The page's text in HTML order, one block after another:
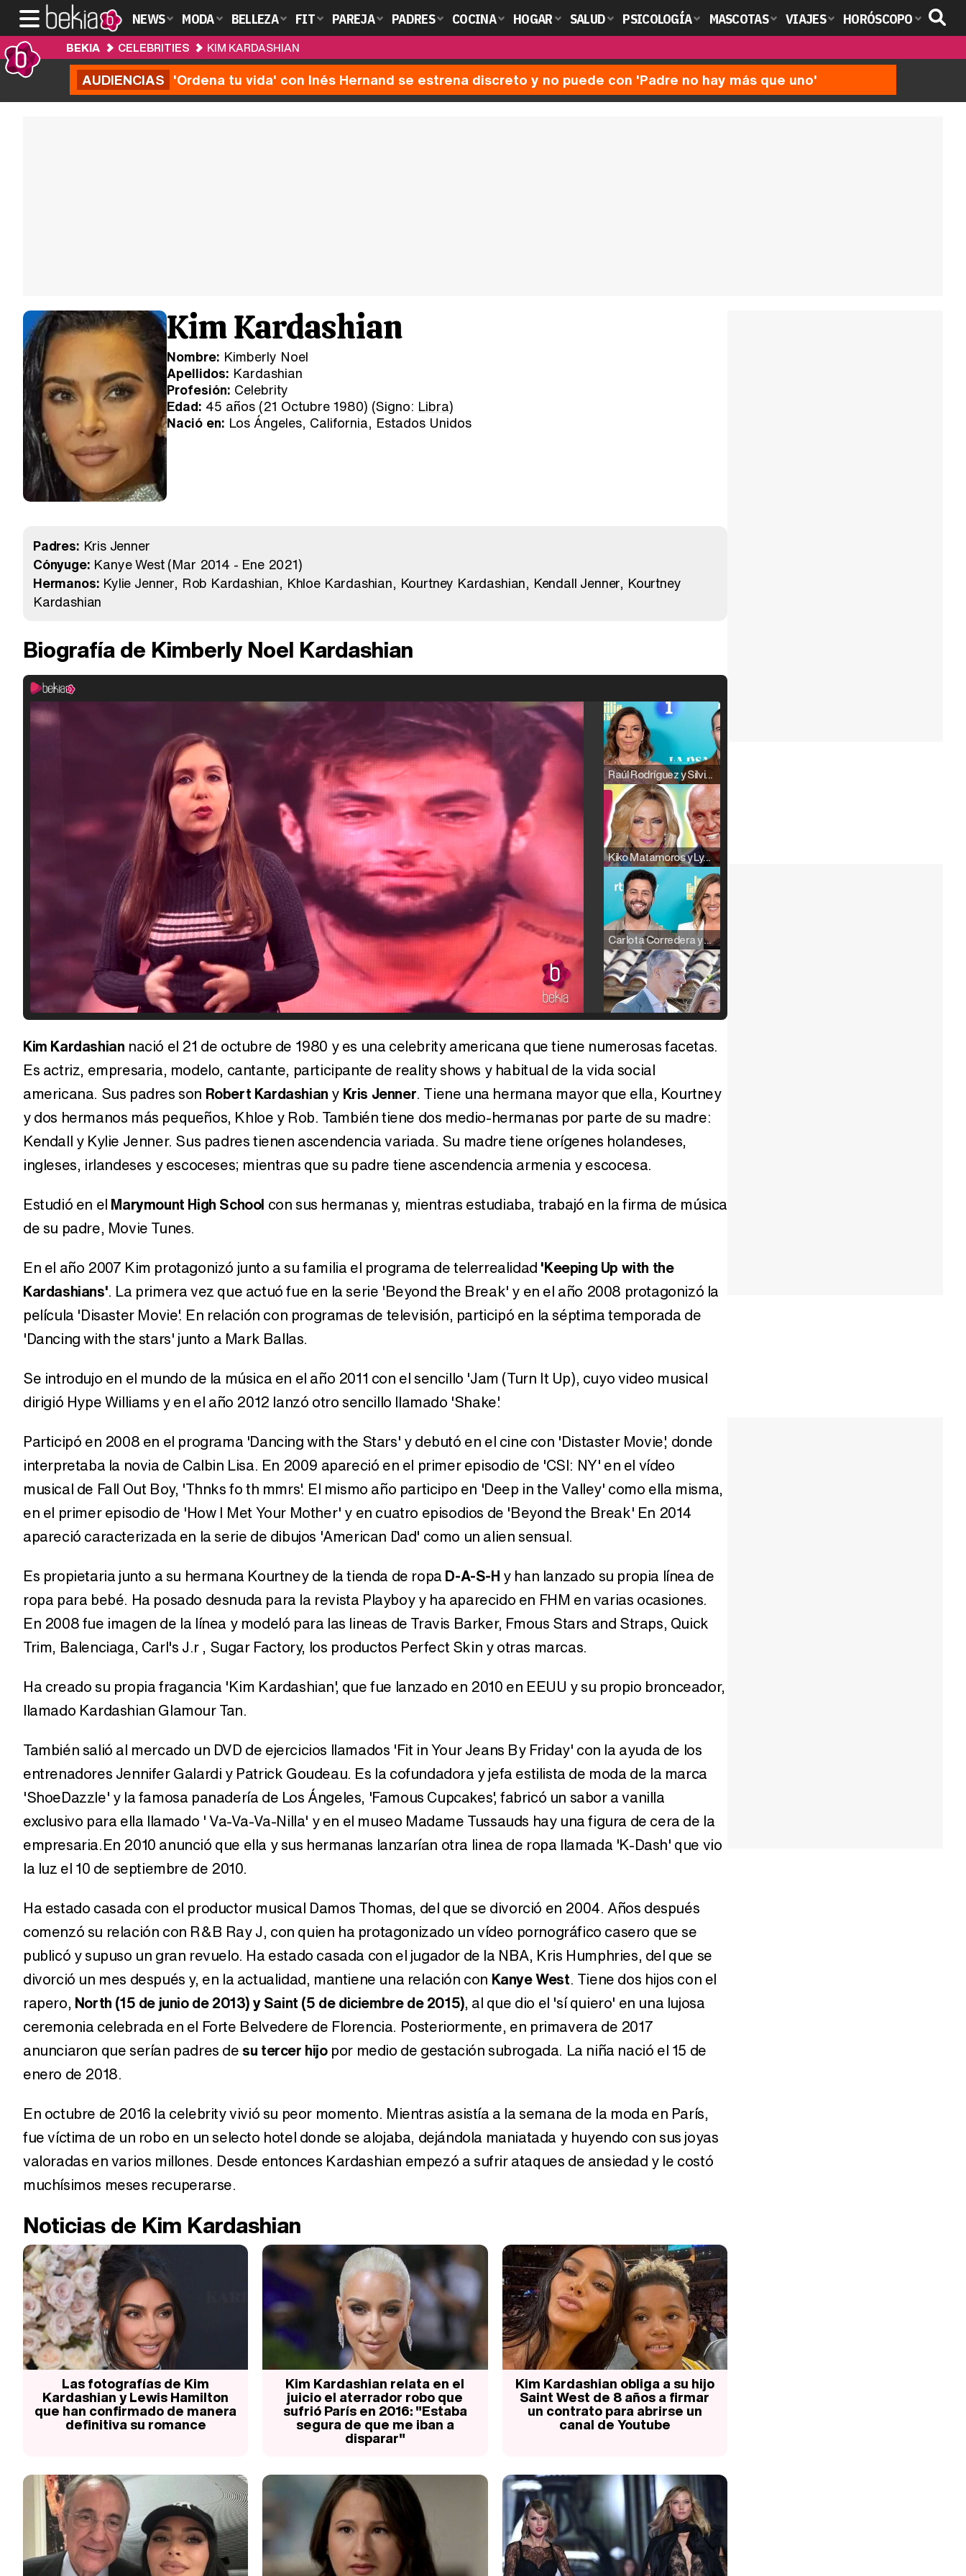
NEWS MODA BELLEZA FIT PAREJA PADRES COCINA HOGAR SALUD PSICOLOGÍA MASCOTAS VIAJES HORÓSCOPO
BEKIA CELEBRITIES KIM KARDASHIAN
AUDIENCIAS 'Ordena tu vida' con Inés Hernand se estrena discreto y no puede con 'Padre no hay más que uno'
Kim Kardashian
Nombre: Kimberly Noel
Apellidos: Kardashian
Profesión: Celebrity
Edad: 45 años (21 Octubre 1980) (Signo: Libra)
Nació en: Los Ángeles, California, Estados Unidos
Padres: Kris Jenner
Cónyuge: Kanye West(Mar 2014 - Ene 2021)
Hermanos: Kylie Jenner Rob Kardashian Khloe Kardashian Kourtney Kardashian Kendall Jenner Kourtney
Kardashian
Biografía de Kimberly Noel Kardashian
Raúl Rodríguez y Silvia Taulés nos cuentan su papel en 'La familia de la tele'
Kiko Matamoros y Lydia Lozano: "Nuestro público es de todas las edades y RTVE tiene un público muy pegado a las novelas, al que tenemos que captar"
Carlota Corredera y Javier de Hoyos: "La tele tiene que representar al público también y aquí están todos los perfiles posibles&quo;
Así se tomó Felipe VI que la Infanta Sofía no quisiera recibir formación militar
Kim Kardashian nació el 21 de octubre de 1980 y es una celebrity americana que tiene numerosas facetas.
Es actriz, empresaria, modelo, cantante, participante de reality shows y habitual de la vida social
americana. Sus padres son Robert Kardashian y Kris Jenner. Tiene una hermana mayor que ella, Kourtney
y dos hermanos más pequeños, Khloe y Rob. También tiene dos medio-hermanas por parte de su madre:
Kendall y Kylie Jenner. Sus padres tienen ascendencia variada. Su madre tiene orígenes holandeses,
ingleses, irlandeses y escoceses; mientras que su padre tiene ascendencia armenia y escocesa.
Estudió en el Marymount High School con sus hermanas y, mientras estudiaba, trabajó en la firma de música
de su padre, Movie Tunes.
En el año 2007 Kim protagonizó junto a su familia el programa de telerrealidad 'Keeping Up with the
Kardashians'. La primera vez que actuó fue en la serie 'Beyond the Break' y en el año 2008 protagonizó la
película 'Disaster Movie'. En relación con programas de televisión, participó en la séptima temporada de
'Dancing with the stars' junto a Mark Ballas.
Se introdujo en el mundo de la música en el año 2011 con el sencillo 'Jam (Turn It Up), cuyo video musical
dirigió Hype Williams y en el año 2012 lanzó otro sencillo llamado 'Shake'.
Participó en 2008 en el programa 'Dancing with the Stars' y debutó en el cine con 'Distaster Movie', donde
interpretaba la novia de Calbin Lisa. En 2009 apareció en el primer episodio de 'CSI: NY' en el vídeo
musical de Fall Out Boy, 'Thnks fo th mmrs'. El mismo año participo en 'Deep in the Valley' como ella misma,
en el primer episodio de 'How I Met Your Mother' y en cuatro episodios de 'Beyond the Break' En 2014
apareció caracterizada en la serie de dibujos 'American Dad' como un alien sensual.
Es propietaria junto a su hermana Kourtney de la tienda de ropa D-A-S-H y han lanzado su propia línea de
ropa para bebé. Ha posado desnuda para la revista Playboy y ha aparecido en FHM en varias ocasiones.
En 2008 fue imagen de la línea y modeló para las lineas de Travis Barker, Fmous Stars and Straps, Quick
Trim, Balenciaga, Carl's J.r , Sugar Factory, los productos Perfect Skin y otras marcas.
Ha creado su propia fragancia 'Kim Kardashian', que fue lanzado en 2010 en EEUU y su propio bronceador,
llamado Kardashian Glamour Tan.
También salió al mercado un DVD de ejercicios llamados 'Fit in Your Jeans By Friday' con la ayuda de los
entrenadores Jennifer Galardi y Patrick Goudeau. Es la cofundadora y jefa estilista de moda de la marca
'ShoeDazzle' y la famosa panadería de Los Ángeles, 'Famous Cupcakes', fabricó un sabor a vanilla
exclusivo para ella llamado ' Va-Va-Va-Nilla' y en el museo Madame Tussauds hay una figura de cera de la
empresaria.En 2010 anunció que ella y sus hermanas lanzarían otra linea de ropa llamada 'K-Dash' que vio
la luz el 10 de septiembre de 2010.
Ha estado casada con el productor musical Damos Thomas, del que se divorció en 2004. Años después
comenzó su relación con R&B Ray J, con quien ha protagonizado un vídeo pornográfico casero que se
publicó y supuso un gran revuelo. Ha estado casada con el jugador de la NBA, Kris Humphries, del que se
divorció un mes después y, en la actualidad, mantiene una relación con Kanye West. Tiene dos hijos con el
rapero, North (15 de junio de 2013) y Saint (5 de diciembre de 2015), al que dio el 'sí quiero' en una lujosa
ceremonia celebrada en el Forte Belvedere de Florencia. Posteriormente, en primavera de 2017
anunciaron que serían padres desu tercer hijopor medio de gestación subrogada. La niña nació el 15 de
enero de 2018.
En octubre de 2016 la celebrity vivió su peor momento. Mientras asistía a la semana de la moda en París,
fue víctima de un robo en un selecto hotel donde se alojaba, dejándola maniatada y huyendo con sus joyas
valoradas en varios millones. Desde entonces Kardashian empezó a sufrir ataques de ansiedad y le costó
muchísimos meses recuperarse.
Noticias de Kim Kardashian
Las fotografías de Kim
Kardashian y Lewis Hamilton
que han confirmado de manera
definitiva su romance
Kim Kardashian relata en el
juicio el aterrador robo que
sufrió París en 2016: "Estaba
segura de que me iban a
disparar"
Kim Kardashian obliga a su hijo
Saint West de 8 años a firmar
un contrato para abrirse un
canal de Youtube